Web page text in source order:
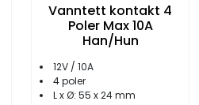
Vanntett kontakt 4
Poler Max 10A
Han/Hun
12V / 10A
4 poler
L x Ø: 55 x 24 mm